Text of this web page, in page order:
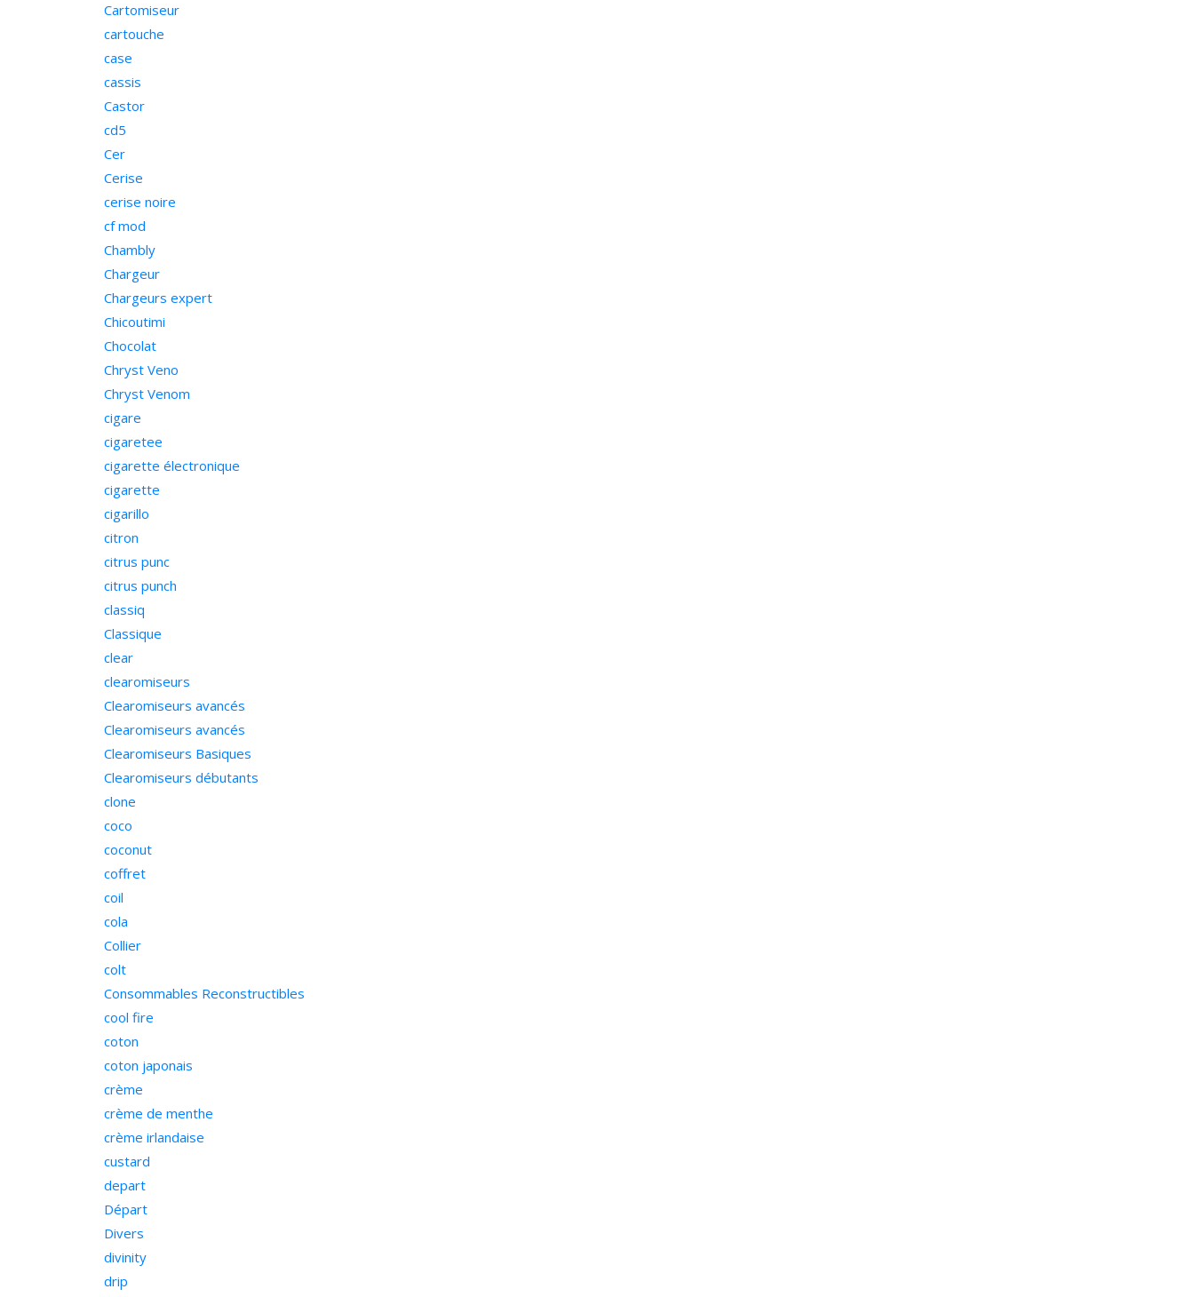
Cartomiseur
cartouche
case
cassis
Castor
cd5
Cer
Cerise
cerise noire
cf mod
Chambly
Chargeur
Chargeurs expert
Chicoutimi
Chocolat
Chryst Veno
Chryst Venom
cigare
cigaretee
cigarette électronique
cigarette
cigarillo
citron
citrus punc
citrus punch
classiq
Classique
clear
clearomiseurs
Clearomiseurs avancés
Clearomiseurs avancés
Clearomiseurs Basiques
Clearomiseurs débutants
clone
coco
coconut
coffret
coil
cola
Collier
colt
Consommables Reconstructibles
cool fire
coton
coton japonais
crème
crème de menthe
crème irlandaise
custard
depart
Départ
Divers
divinity
drip